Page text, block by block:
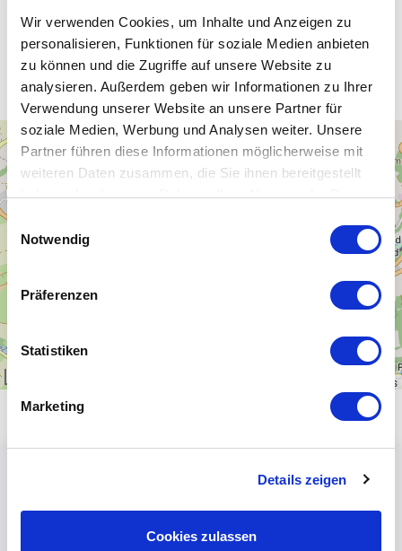
Wir verwenden Cookies, um Inhalte und Anzeigen zu
personalisieren, Funktionen für soziale Medien anbieten
zu können und die Zugriffe auf unsere Website zu
analysieren. Außerdem geben wir Informationen zu Ihrer
Verwendung unserer Website an unsere Partner für
soziale Medien, Werbung und Analysen weiter. Unsere
Partner führen diese Informationen möglicherweise mit
weiteren Daten zusammen, die Sie ihnen bereitgestellt
haben oder die sie im Rahmen Ihrer Nutzung der Dienste
Einwilligungsauswahl
Notwendig
Präferenzen
Statistiken
Marketing
Details zeigen
Cookies zulassen
Unsere WLAN-Hotspots in Wiesa
+
−
contributors